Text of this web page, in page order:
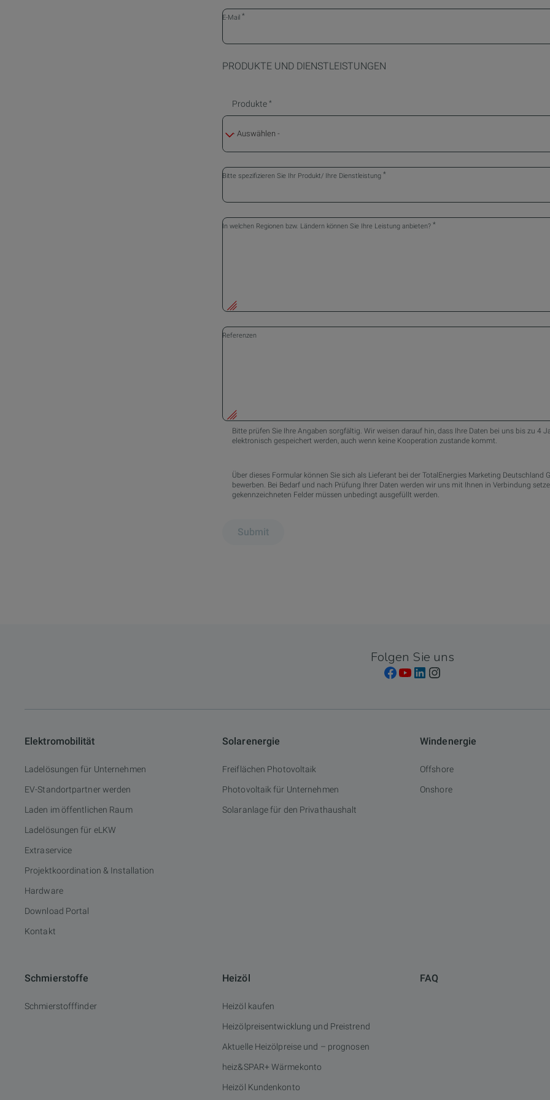
E-Mail *
PRODUKTE UND DIENSTLEISTUNGEN
Produkte *
- Auswählen -
Bitte spezifizieren Sie Ihr Produkt/ Ihre Dienstleistung *
In welchen Regionen bzw. Ländern können Sie Ihre Leistung anbieten? *
Referenzen
Bitte prüfen Sie Ihre Angaben sorgfältig. Wir weisen darauf hin, dass Ihre Daten bei uns bis zu 4
elektronisch gespeichert werden, auch wenn keine Kooperation zustande kommt.
Über dieses Formular können Sie sich als Lieferant bei der TotalEnergies Marketing Deutschland
bewerben. Bei Bedarf und nach Prüfung Ihrer Daten werden wir uns mit Ihnen in Verbindung setzen. Die
gekennzeichneten Felder müssen unbedingt ausgefüllt werden.
Submit
Folgen Sie uns
Elektromobilität
Ladelösungen für Unternehmen
EV-Standortpartner werden
Laden im öffentlichen Raum
Ladelösungen für eLKW
Extraservice
Projektkoordination & Installation
Hardware
Download Portal
Kontakt
Solarenergie
Freiflächen Photovoltaik
Photovoltaik für Unternehmen
Solaranlage für den Privathaushalt
Windenergie
Offshore
Onshore
Schmierstoffe
Schmierstofffinder
Heizöl
Heizöl kaufen
Heizölpreisentwicklung und Preistrend
Aktuelle Heizölpreise und – prognosen
heiz&SPAR+ Wärmekonto
Heizöl Kundenkonto
FAQ